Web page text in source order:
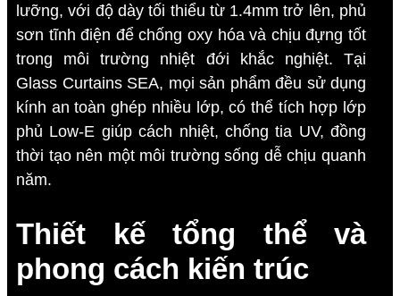
lưỡng, với độ dày tối thiểu từ 1.4mm trở lên, phủ
sơn tĩnh điện để chống oxy hóa và chịu đựng tốt
trong môi trường nhiệt đới khắc nghiệt. Tại
Glass Curtains SEA, mọi sản phẩm đều sử dụng
kính an toàn ghép nhiều lớp, có thể tích hợp lớp
phủ Low-E giúp cách nhiệt, chống tia UV, đồng
thời tạo nên một môi trường sống dễ chịu quanh
năm.
Thiết kế tổng thể và
phong cách kiến trúc